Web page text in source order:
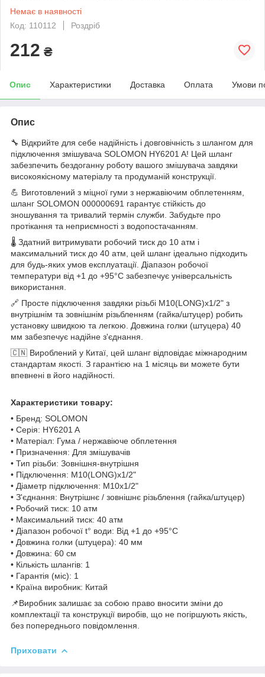
Немає в наявності
Код: 110112
Роздріб
212 ₴
Опис Характеристики Доставка Оплата Умови
Опис
🔧 Відкрийте для себе надійність і довговічність з шлангом для
підключення змішувача SOLOMON HY6201 A! Цей шланг
забезпечить бездоганну роботу вашого змішувача завдяки
високоякісному матеріалу та продуманій конструкції.
💪 Виготовлений з міцної гуми з нержавіючим обплетенням,
шланг SOLOMON 000000691 гарантує стійкість до
зношування та тривалий термін служби. Забудьте про
протікання та неприємності з водопостачанням.
🌡️ Здатний витримувати робочий тиск до 10 атм і
максимальний тиск до 40 атм, цей шланг ідеально підходить
для будь-яких умов експлуатації. Діапазон робочої
температури від +1 до +95°С забезпечує універсальність
використання.
🔗 Просте підключення завдяки різьбі M10(LONG)x1/2" з
внутрішнім та зовнішнім різьбленням (гайка/штуцер) робить
установку швидкою та легкою. Довжина голки (штуцера) 40
мм забезпечує надійне з'єднання.
🇨🇳 Вироблений у Китаї, цей шланг відповідає міжнародним
стандартам якості. З гарантією на 1 місяць ви можете бути
впевнені в його надійності.
Характеристики товару:
• Бренд: SOLOMON
• Серія: HY6201 A
• Матеріал: Гума / нержавіюче обплетення
• Призначення: Для змішувачів
• Тип різьби: Зовнішня-внутрішня
• Підключення: M10(LONG)x1/2"
• Діаметр підключення: М10х1/2"
• З'єднання: Внутрішнє / зовнішнє різьблення (гайка/штуцер)
• Робочий тиск: 10 атм
• Максимальний тиск: 40 атм
• Діапазон робочої t° води: Від +1 до +95°С
• Довжина голки (штуцера): 40 мм
• Довжина: 60 см
• Кількість шлангів: 1
• Гарантія (міс): 1
• Країна виробник: Китай
📌Виробник залишає за собою право вносити зміни до
комплектації та конструкції виробів, що не погіршують якість,
без попереднього повідомлення.
Приховати